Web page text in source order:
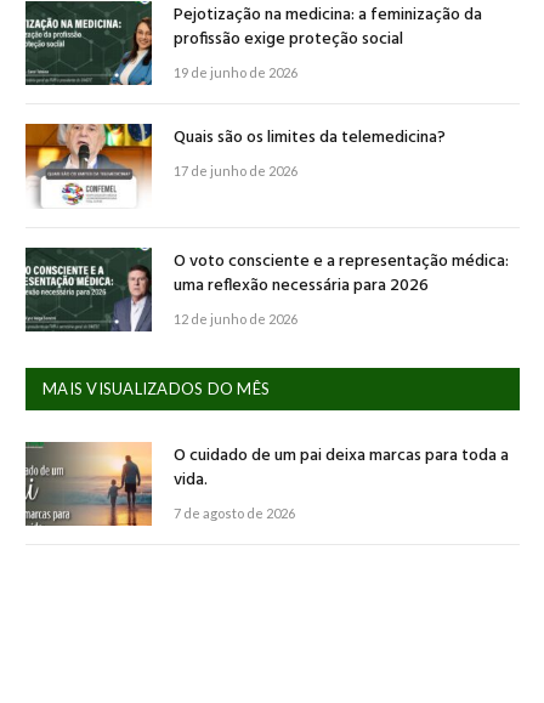
Pejotização na medicina: a feminização da
profissão exige proteção social
19 de junho de 2026
Quais são os limites da telemedicina?
17 de junho de 2026
O voto consciente e a representação médica:
uma reflexão necessária para 2026
12 de junho de 2026
MAIS VISUALIZADOS DO MÊS
O cuidado de um pai deixa marcas para toda a
vida.
7 de agosto de 2026